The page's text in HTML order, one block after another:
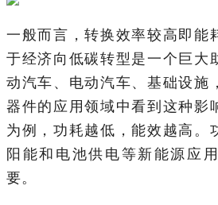
一般而言，转换效率较高即能
于经济向低碳转型是一个巨大
动汽车、电动汽车、基础设施
器件的应用领域中看到这种影
为例，功耗越低，能效越高。
阳能和电池供电等新能源应
要。